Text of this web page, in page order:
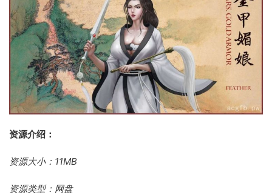
资源介绍：
资源大小：11MB
资源类型：网盘